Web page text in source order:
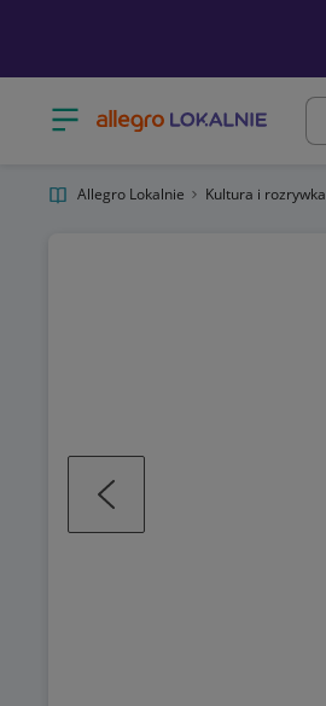
Otwórz menu z kategoriami
Allegro Lokalnie Kultura i rozrywka